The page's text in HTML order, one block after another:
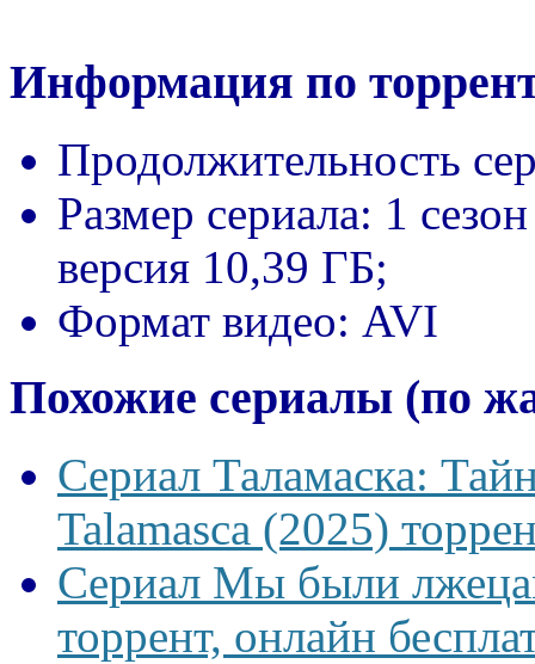
Информация по
Продолжительность
Размер сериала: 1
версия 10,39 ГБ;
Формат видео: AVI
Похожие сериалы (по
Сериал Таламаска:
Talamasca (2025)
Сериал Мы были
торрент, онлайн